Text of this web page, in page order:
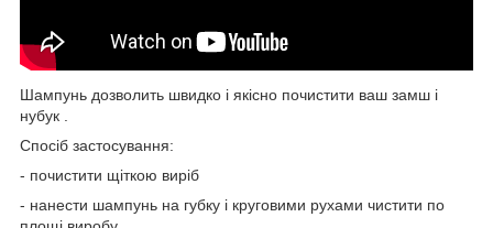
Шампунь дозволить швидко і якісно почистити ваш замш і
нубук .
Спосіб застосування:
- почистити щіткою виріб
- нанести шампунь на губку і круговими рухами чистити по